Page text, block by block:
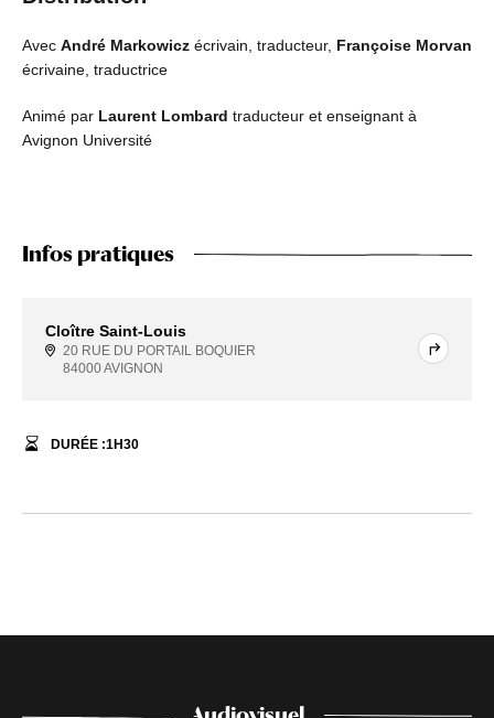
Avec André Markowicz écrivain, traducteur, Françoise Morvan
écrivaine, traductrice
Animé par Laurent Lombard traducteur et enseignant à
Avignon Université
Infos pratiques
Cloître Saint-Louis
20 RUE DU PORTAIL BOQUIER
84000 AVIGNON
DURÉE :1H30